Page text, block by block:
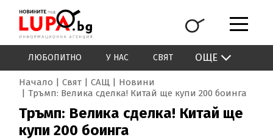
ЛЮБОПИТНО У НАС СВЯТ ОЩЕ
Начало Свят САЩ
Новини
Тръмп: Велика сделка! Китай ще купи 200 боинга
Тръмп: Велика сделка! Китай ще
купи 200 боинга